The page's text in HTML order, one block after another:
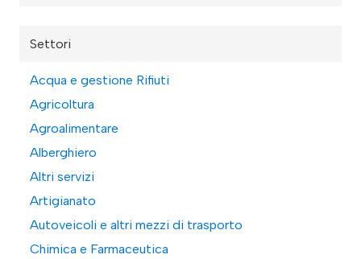
Settori
Acqua e gestione Rifiuti
Agricoltura
Agroalimentare
Alberghiero
Altri servizi
Artigianato
Autoveicoli e altri mezzi di trasporto
Chimica e Farmaceutica